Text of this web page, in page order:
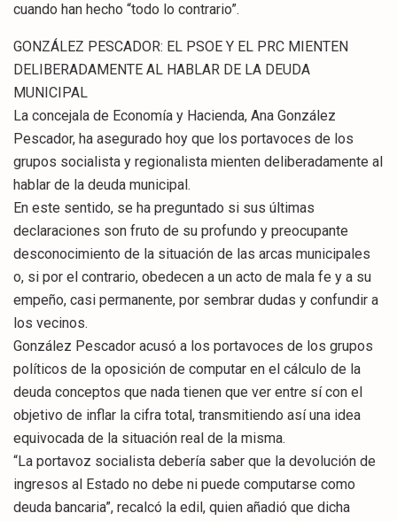
cuando han hecho “todo lo contrario”.
GONZÁLEZ PESCADOR: EL PSOE Y EL PRC MIENTEN
DELIBERADAMENTE AL HABLAR DE LA DEUDA
MUNICIPAL
La concejala de Economía y Hacienda, Ana González
Pescador, ha asegurado hoy que los portavoces de los
grupos socialista y regionalista mienten deliberadamente al
hablar de la deuda municipal.
En este sentido, se ha preguntado si sus últimas
declaraciones son fruto de su profundo y preocupante
desconocimiento de la situación de las arcas municipales
o, si por el contrario, obedecen a un acto de mala fe y a su
empeño, casi permanente, por sembrar dudas y confundir a
los vecinos.
González Pescador acusó a los portavoces de los grupos
políticos de la oposición de computar en el cálculo de la
deuda conceptos que nada tienen que ver entre sí con el
objetivo de inflar la cifra total, transmitiendo así una idea
equivocada de la situación real de la misma.
“La portavoz socialista debería saber que la devolución de
ingresos al Estado no debe ni puede computarse como
deuda bancaria”, recalcó la edil, quien añadió que dicha